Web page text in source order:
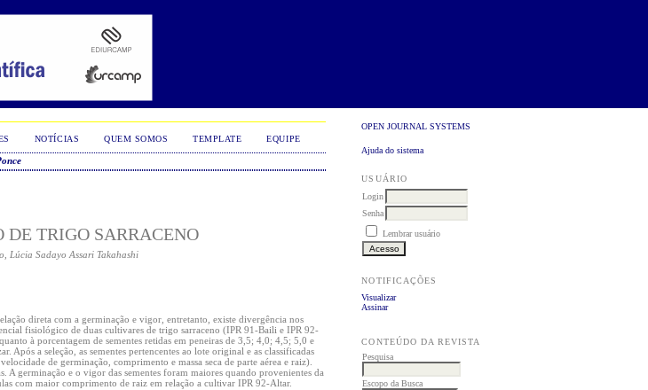
OPEN JOURNAL SYSTEMS
Ajuda do sistema
USUÁRIO
Login
Senha
Lembrar usuário
NOTIFICAÇÕES
Visualizar
Assinar
CONTEÚDO DA REVISTA
Pesquisa
Escopo da Busca
NOTÍCIAS QUEM SOMOS TEMPLATE EQUIPE
TRIGO SARRACENO
Lúcia Sadayo Assari Takahashi
direta com a germinação e vigor, entretanto, existe divergência nos
fisiológico de duas cultivares de trigo sarraceno (IPR 91-Baili e IPR 92-
à porcentagem de sementes retidas em peneiras de 3,5; 4,0; 4,5; 5,0 e
Após a seleção, as sementes pertencentes ao lote original e as classificadas
de germinação, comprimento e massa seca de parte aérea e raiz).
A germinação e o vigor das sementes foram maiores quando provenientes da
com maior comprimento de raiz em relação a cultivar IPR 92-Altar.